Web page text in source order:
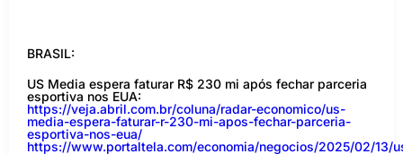
BRASIL:
US Media espera faturar R$ 230 mi após fechar parceria
esportiva nos EUA:
https://veja.abril.com.br/coluna/radar-economico/us-
media-espera-faturar-r-230-mi-apos-fechar-parceria-
esportiva-nos-eua/
https://www.portaltela.com/economia/negocios/2025/02/13/